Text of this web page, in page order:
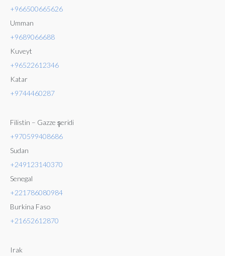
+966500665626
Umman
+9689066688
Kuveyt
+96522612346
Katar
+9744460287
Filistin – Gazze şeridi
+970599408686
Sudan
+249123140370
Senegal
+221786080984
Burkina Faso
+21652612870
Irak